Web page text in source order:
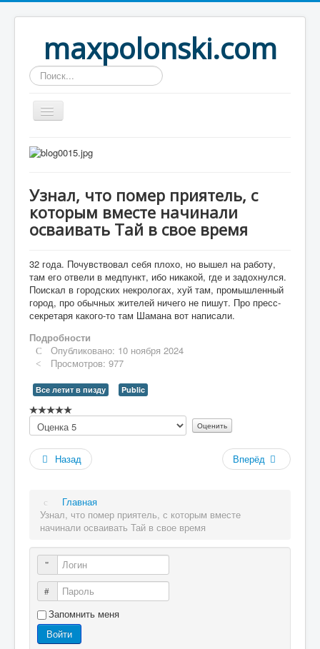
maxpolonski.com
Искать...
Home
Рассказы
Контакты
Узнал, что помер приятель, с
которым вместе начинали
осваивать Тай в свое время
32 года. Почувствовал себя плохо, но вышел на работу,
там его отвели в медпункт, ибо никакой, где и задохнулся.
Поискал в городских некрологах, хуй там, промышленный
город, про обычных жителей ничего не пишут. Про пресс-
секретаря какого-то там Шамана вот написали.
Подробности
Опубликовано: 10 ноября 2024
Просмотров: 977
Все летит в пизду Public
Рейтинг:
/
Пожалуйста,
оцените
Назад
Вперёд
Главная
Узнал, что помер приятель, с которым вместе
начинали осваивать Тай в свое время
Логин
Пароль
Запомнить меня
Войти